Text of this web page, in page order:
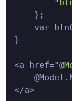
    };
var
}
<a href=
</a>